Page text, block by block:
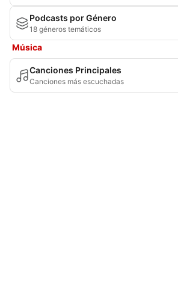
Podcasts por Género
18 géneros temáticos
Música
Canciones Principales
Canciones más escuchadas